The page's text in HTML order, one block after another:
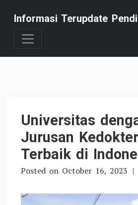
content
Informasi Terupdate
Universitas
Jurusan
Terbaik di
Posted on October 16, 2023